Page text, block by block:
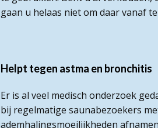
gaan u helaas niet om daar vanaf
Helpt tegen astma en bronchitis
Er is al veel medisch onderzoek
bij regelmatige saunabezoekers
ademhalingsmoeilijkheden